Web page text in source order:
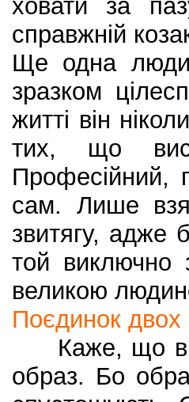
ховати за
справжній
Ще одна
зразком
житті він
тих, що
Професійний,
сам. Лише
звитягу, адже
той виключно
великою
Поєдинок двох
Каже, що в
образ. Бо